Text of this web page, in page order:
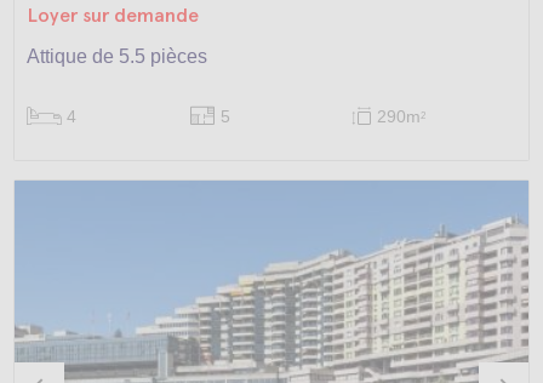
Loyer sur demande
Attique de 5.5 pièces
4 5 290m2